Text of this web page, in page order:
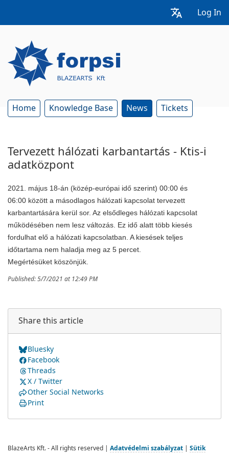
Log In
Home Knowledge Base News Tickets
Tervezett hálózati karbantartás - Ktis-i
adatközpont
2021. május 18-án (közép-európai idő szerint) 00:00 és
06:00 között a másodlagos hálózati kapcsolat tervezett
karbantartására kerül sor. Az elsődleges hálózati kapcsolat
működésében nem lesz változás. Ez idő alatt több kiesés
fordulhat elő a hálózati kapcsolatban. A kiesések teljes
időtartama nem haladja meg az 5 percet.
Megértésüket köszönjük.
Published: 5/7/2021 at 12:49 PM
Share this article
Bluesky
Facebook
Threads
X / Twitter
Other Social Networks
Print
BlazeArts Kft. - All rights reserved | Adatvédelmi szabályzat Sütik